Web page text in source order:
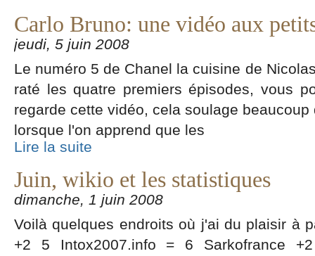
Carlo Bruno: une vidéo aux
jeudi, 5 juin 2008
Le numéro 5 de Chanel la cuisine de
raté les quatre premiers épisodes, vous
regarde cette vidéo, cela soulage
lorsque l'on apprend que les
Lire la suite
Juin, wikio et les statistiques
dimanche, 1 juin 2008
Voilà quelques endroits où j'ai du plaisir à
+2 5 Intox2007.info = 6 Sarkofrance